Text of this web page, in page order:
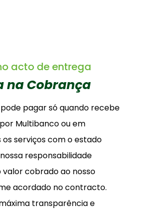
acto de entrega
na Cobrança
pagar só quando recebe
Multibanco ou em
os serviços com o estado
responsabilidade
cobrado ao nosso
acordado no contracto.
transparência e